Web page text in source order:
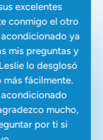
excelentes
conmigo el otro
ya
mis preguntas y
lo desglosó
fácilmente.
mucho,
por ti si